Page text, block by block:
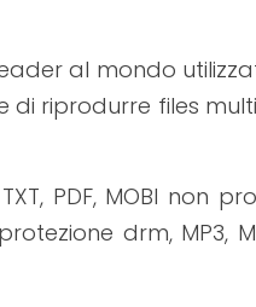
al mondo
riprodurre files
PDF, MOBI non
drm, MP3,